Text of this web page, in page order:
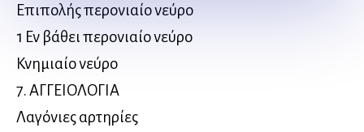
Επιπολής περονιαίο νεύρο
1 Εν βάθει περονιαίο νεύρο
Κνημιαίο νεύρο
7. ΑΓΓΕΙΟΛΟΓΙΑ
Λαγόνιες αρτηρίες